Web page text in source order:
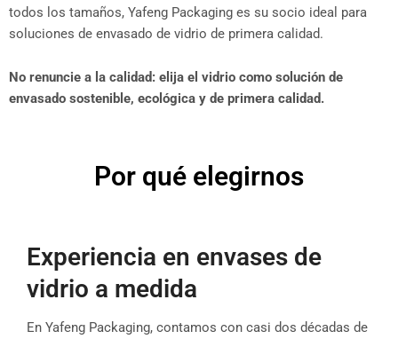
todos los tamaños, Yafeng Packaging es su socio ideal para
soluciones de envasado de vidrio de primera calidad.
No renuncie a la calidad: elija el vidrio como solución de
envasado sostenible, ecológica y de primera calidad.
Por qué elegirnos
Experiencia en envases de
vidrio a medida
En Yafeng Packaging, contamos con casi dos décadas de